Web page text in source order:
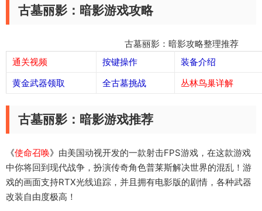
古墓丽影：暗影游戏攻略
古墓丽影：暗影攻略整理推荐
通关视频
按键操作
装备介绍
黄金武器领取
全古墓挑战 丛林鸟巢详解
古墓丽影：暗影游戏推荐
《使命召唤》 由美国动视开发的一款射击FPS游戏，在这款游戏
中你将回到现代战争，扮演传奇角色普莱斯解决世界的混乱！游
戏的画面支持RTX光线追踪，并且拥有电影版的剧情，各种武器
改装自由度极高！